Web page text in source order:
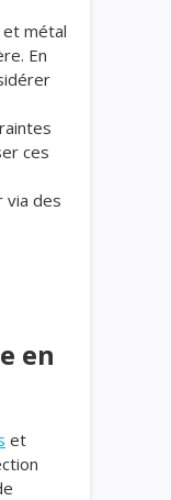
métal
En
ces
via des
en
et